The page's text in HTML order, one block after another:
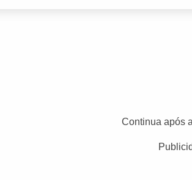
Continua após